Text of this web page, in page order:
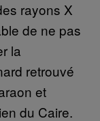
rayons X
de ne pas
la
retrouvé
et
du Caire.